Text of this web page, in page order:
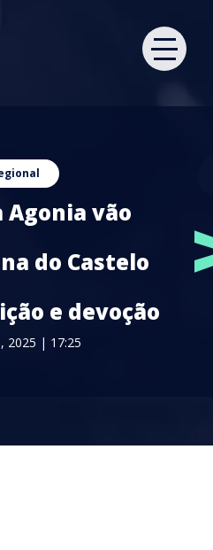
Agonia vão
do Castelo
e devoção
2025 | 17:25